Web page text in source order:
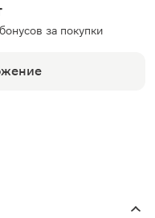
за покупки